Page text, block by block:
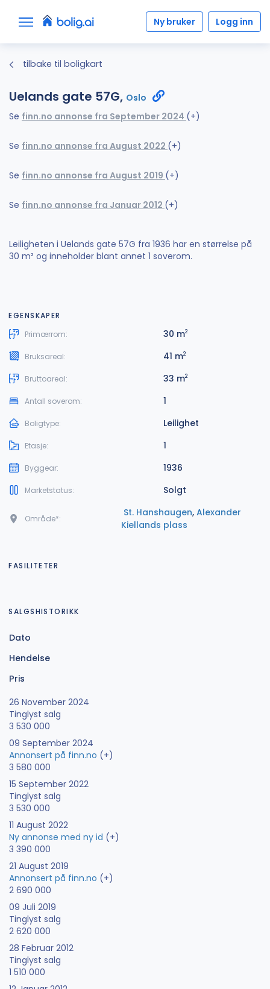
Ny bruker Logg inn
tilbake til boligkart
Uelands gate 57G, Oslo
Se finn.no annonse fra September 2024 (+)
Se finn.no annonse fra August 2022 (+)
Se finn.no annonse fra August 2019 (+)
Se finn.no annonse fra Januar 2012 (+)
Leiligheten i Uelands gate 57G fra 1936 har en størrelse på
30 m² og inneholder blant annet 1 soverom.
EGENSKAPER
Primærrom:
30 m2
Bruksareal: 41 m2
Bruttoareal: 33 m2
Antall soverom: 1
Boligtype: Leilighet
Etasje: 1
Byggear: 1936
Marketstatus: Solgt
Område*:
St. Hanshaugen,Alexander
Kiellands plass
FASILITETER
SALGSHISTORIKK
Dato
Hendelse
Pris
26 November 2024
Tinglyst salg
3 530 000
09 September 2024
Annonsert på finn.no (+)
3 580 000
15 September 2022
Tinglyst salg
3 530 000
11 August 2022
Ny annonse med ny id (+)
3 390 000
21 August 2019
Annonsert på finn.no (+)
2 690 000
09 Juli 2019
Tinglyst salg
2 620 000
28 Februar 2012
Tinglyst salg
1 510 000